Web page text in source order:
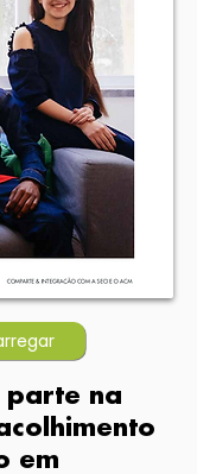
parte na
em